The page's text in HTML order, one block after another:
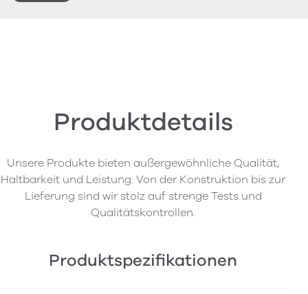
Produktdetails
Unsere Produkte bieten außergewöhnliche Qualität,
Haltbarkeit und Leistung. Von der Konstruktion bis zur
Lieferung sind wir stolz auf strenge Tests und
Qualitätskontrollen.
Produktspezifikationen